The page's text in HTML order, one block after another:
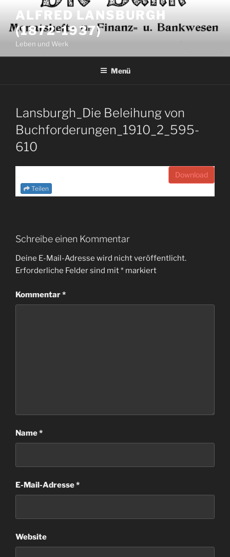
Inhalt
springen
ALFRED LANSBURGH
(1872-1937)
Leben und Werk
Menü
Lansburgh_Die Beleihung von
Buchforderungen_1910_2_595-
610
Download
Teilen
Schreibe einen Kommentar
Deine E-Mail-Adresse wird nicht veröffentlicht.
Erforderliche Felder sind mit* markiert
Kommentar*
Name*
E-Mail-Adresse*
Website